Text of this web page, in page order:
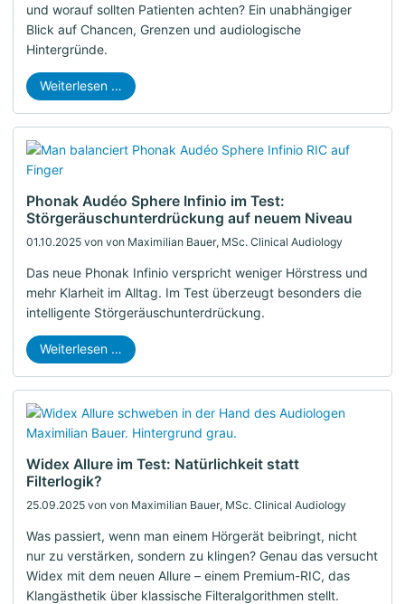
und worauf sollten Patienten achten? Ein unabhängiger
Blick auf Chancen, Grenzen und audiologische
Hintergründe.
Weiterlesen …
01.10.2025 von von Maximilian Bauer, MSc. Clinical Audiology
Phonak Audéo Sphere Infinio im Test:
Störgeräuschunterdrückung auf neuem Niveau
Das neue Phonak Infinio verspricht weniger Hörstress und
mehr Klarheit im Alltag. Im Test überzeugt besonders die
intelligente Störgeräuschunterdrückung.
Weiterlesen …
25.09.2025 von von Maximilian Bauer, MSc. Clinical Audiology
Widex Allure im Test: Natürlichkeit statt
Filterlogik?
Was passiert, wenn man einem Hörgerät beibringt, nicht
nur zu verstärken, sondern zu klingen? Genau das versucht
Widex mit dem neuen Allure – einem Premium-RIC, das
Klangästhetik über klassische Filteralgorithmen stellt.